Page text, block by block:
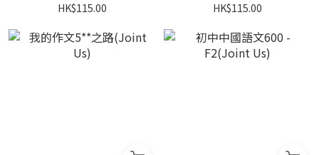
HK$115.00
HK$115.00